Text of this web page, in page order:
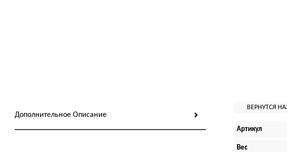
Дополнительное Описание
Артикул
Вес